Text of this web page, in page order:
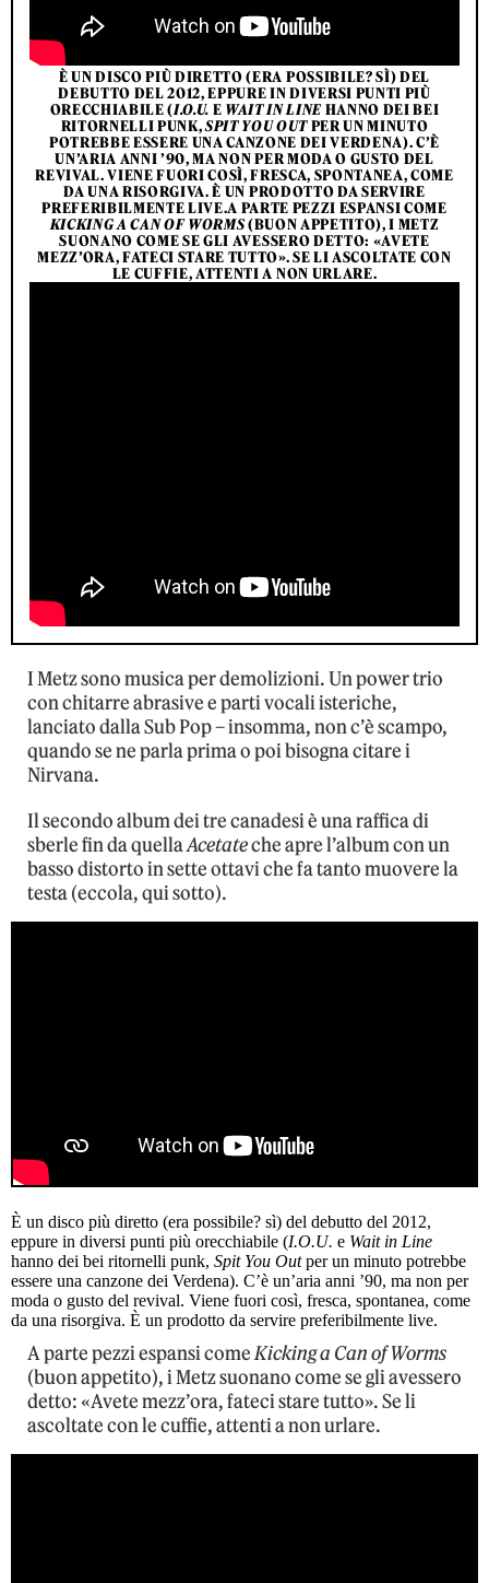
È UN DISCO PIÙ DIRETTO (ERA POSSIBILE? SÌ) DEL
DEBUTTO DEL 2012, EPPURE IN DIVERSI PUNTI PIÙ
ORECCHIABILE (I.O.U. E WAIT IN LINEHANNO DEI BEI
RITORNELLI PUNK,SPIT YOU OUTPER UN MINUTO
POTREBBE ESSERE UNA CANZONE DEI VERDENA). C’È
UN’ARIA ANNI ’90, MA NON PER MODA O GUSTO DEL
REVIVAL. VIENE FUORI COSÌ, FRESCA, SPONTANEA, COME
DA UNA RISORGIVA. È UN PRODOTTO DA SERVIRE
PREFERIBILMENTE LIVE.A PARTE PEZZI ESPANSI COME
KICKING A CAN OF WORMS(BUON APPETITO), I METZ
SUONANO COME SE GLI AVESSERO DETTO: «AVETE
MEZZ’ORA, FATECI STARE TUTTO». SE LI ASCOLTATE CON
LE CUFFIE, ATTENTI A NON URLARE.
I Metz sono musica per demolizioni. Un power trio
con chitarre abrasive e parti vocali isteriche,
lanciato dalla Sub Pop – insomma, non c’è scampo,
quando se ne parla prima o poi bisogna citare i
Nirvana.
Il secondo album dei tre canadesi è una raffica di
sberle fin da quellaAcetateche apre l’album con un
basso distorto in sette ottavi che fa tanto muovere la
testa (eccola, qui sotto).
È un disco più diretto (era possibile? sì) del debutto del 2012,
eppure in diversi punti più orecchiabile (I.O.U. e Wait in Line
hanno dei bei ritornelli punk, Spit You Outper un minuto potrebbe
essere una canzone dei Verdena). C’è un’aria anni ’90, ma non per
moda o gusto del revival. Viene fuori così, fresca, spontanea, come
da una risorgiva. È un prodotto da servire preferibilmente live.
A parte pezzi espansi comeKicking a Can of Worms
(buon appetito), i Metz suonano come se gli avessero
detto: «Avete mezz’ora, fateci stare tutto». Se li
ascoltate con le cuffie, attenti a non urlare.